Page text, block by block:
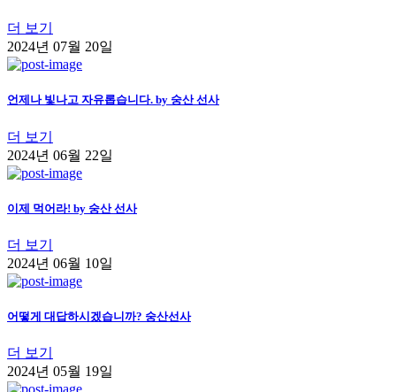
더 보기
2024년 07월 20일
언제나 빛나고 자유롭습니다. by 숭산 선사
더 보기
2024년 06월 22일
이제 먹어라! by 숭산 선사
더 보기
2024년 06월 10일
어떻게 대답하시겠습니까? 숭산선사
더 보기
2024년 05월 19일